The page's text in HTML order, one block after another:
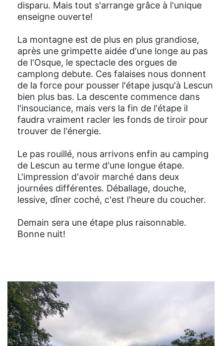
disparu. Mais tout s'arrange grâce à l'unique
enseigne ouverte!
La montagne est de plus en plus grandiose,
après une grimpette aidée d'une longe au pas
de l'Osque, le spectacle des orgues de
camplong debute. Ces falaises nous donnent
de la force pour pousser l'étape jusqu'à Lescun
bien plus bas. La descente commence dans
l'insouciance, mais vers la fin de l'étape il
faudra vraiment racler les fonds de tiroir pour
trouver de l'énergie.
Le pas rouillé, nous arrivons enfin au camping
de Lescun au terme d'une longue étape.
L'impression d'avoir marché dans deux
journées différentes. Déballage, douche,
lessive, dîner coché, c'est l'heure du coucher.
Demain sera une étape plus raisonnable.
Bonne nuit!